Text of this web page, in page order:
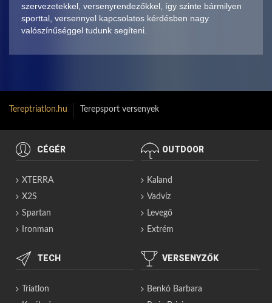
szervezetekkel, versenyrendezőkkel, így szinte bármilyen
sporttal, versennyel kapcsolatos kérdésben nagy
valószínűséggel tudunk segíteni.
Tereptriatlon.hu Terepsport versenyek
CÉGÉR
XTERRA
X2S
Spartan
Ironman
OUTDOOR
Kaland
Vadvíz
Levegő
Extrém
TECH
Triatlon
VERSENYZŐK
Benkó Barbara